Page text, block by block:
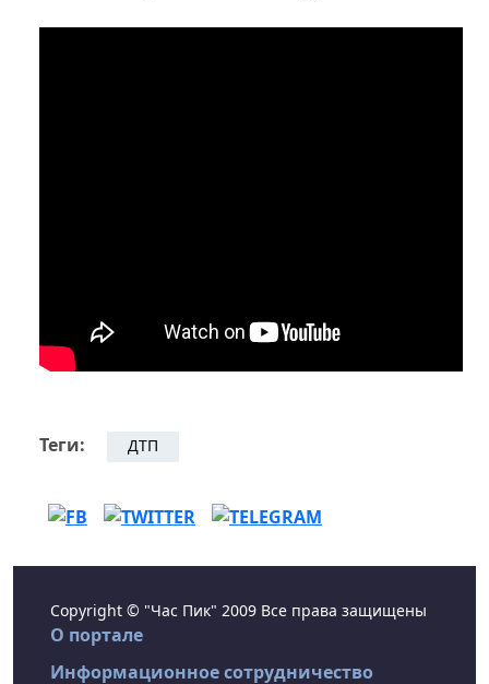
Теги: ДТП
Copyright © "Час Пик" 2009 Все права защищены
О портале
Информационное сотрудничество